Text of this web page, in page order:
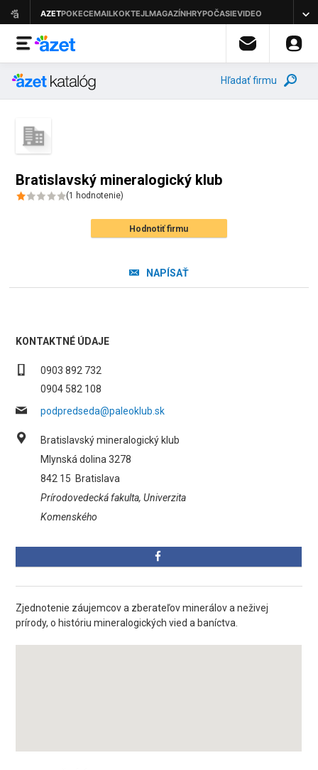
Hľadať firmu
Bratislavský mineralogický klub
(1 hodnotenie)
Hodnotiť firmu
NAPÍSAŤ
KONTAKTNÉ ÚDAJE
0903 892 732
0904 582 108
podpredseda@paleoklub.sk
Bratislavský mineralogický klub
Mlynská dolina 3278
842 15 Bratislava
Prírodovedecká fakulta, Univerzita
Komenského
Zjednotenie záujemcov a zberateľov minerálov a neživej
prírody, o históriu mineralogických vied a baníctva.